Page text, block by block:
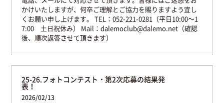
かけいたしますが、何卒ご理解とご協力を賜りますよう宜し
くお願い申し上げます。 TEL：052-221-0281（平日10:00〜1
7:00 土日祝休み）
Mail：dalemoclub@dalemo.net（確認
後、順次返答させて頂きます）
25-26.フォトコンテスト・第2次応募の結果発
表！
2026/02/13